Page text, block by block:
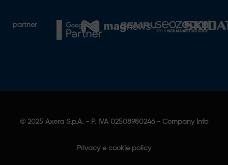
partner
© 2025 Axera S.p.A. - P. IVA 02508980246 - Company Info
Privacy e cookie policy